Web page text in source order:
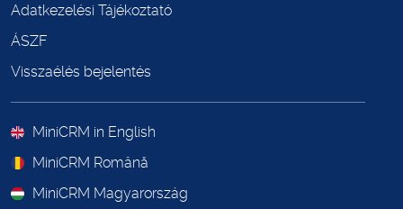
Adatkezelési Tájékoztató
ÁSZF
Visszaélés bejelentés
MiniCRM in English
MiniCRM Română
MiniCRM Magyarország